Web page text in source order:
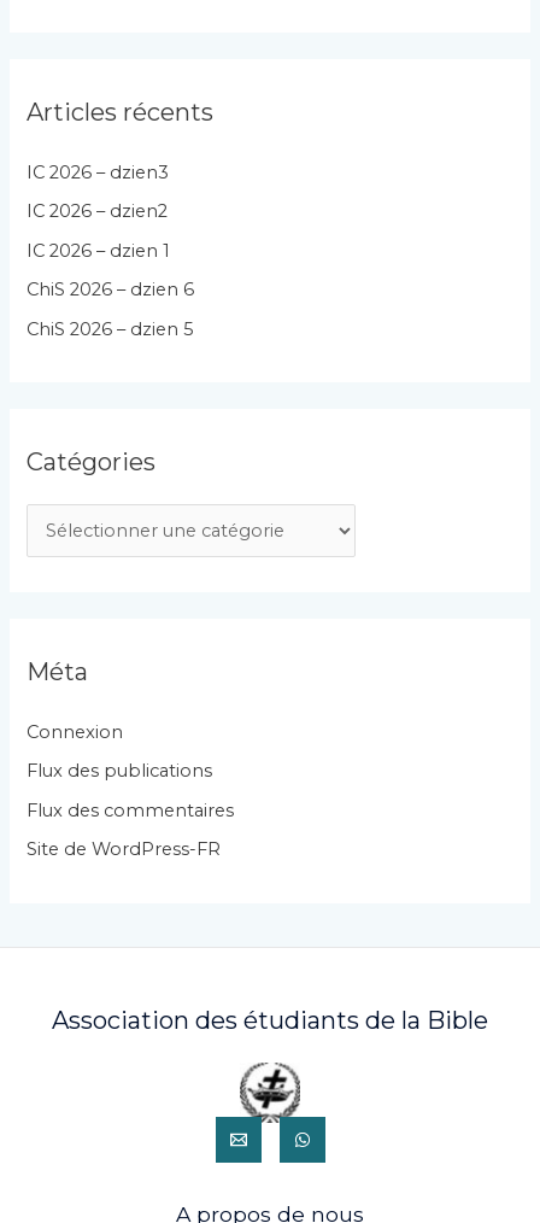
Articles récents
IC 2026 – dzien3
IC 2026 – dzien2
IC 2026 – dzien 1
ChiS 2026 – dzien 6
ChiS 2026 – dzien 5
Catégories
a
g
r
i
e
Méta
Connexion
Flux des publications
Flux des commentaires
Site de WordPress-FR
Association des étudiants de la Bible
A propos de nous